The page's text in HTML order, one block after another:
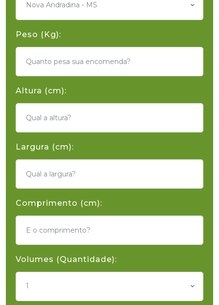
Nova Andradina - MS
Peso (Kg):
Altura (cm):
Largura (cm):
Comprimento (cm):
Volumes (Quantidade):
1